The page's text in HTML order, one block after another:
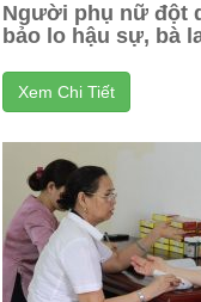
Người phụ nữ đột
bảo lo hậu sự, bà
Xem Chi Tiết